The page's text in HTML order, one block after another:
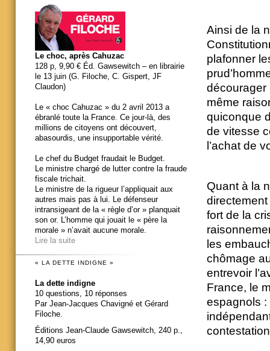
Ainsi de la
plafonner
décourager
même
quiconque
de vitesse
l’achat de
Quant à la
fort de la
les
chômage
entrevoir
France, le
espagnols
Le choc, après Cahuzac
128 p, 9,90 € Éd. Gawsewitch – en librairie
le 13 juin (G. Filoche, C. Gispert, JF
Claudon)
Le « choc Cahuzac » du 2 avril 2013 a
ébranlé toute la France. Ce jour-là, des
millions de citoyens ont découvert,
abasourdis, une insupportable vérité.
Le chef du Budget fraudait le Budget.
Le ministre chargé de lutter contre la fraude
fiscale trichait.
Le ministre de la rigueur l’appliquait aux
autres mais pas à lui. Le défenseur
intransigeant de la « règle d’or » planquait
son or. L’homme qui jouait le « père la
morale » n’avait aucune morale.
Lire la suite
« LA DETTE INDIGNE »
La dette indigne
10 questions, 10 réponses
Par Jean-Jacques Chavigné et Gérard
Filoche.
Éditions Jean-Claude Gawsewitch, 240 p.,
14,90 euros